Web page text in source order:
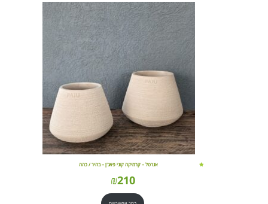
אגרטל – קרמיקה קוני פאג'ן – בהיר / כהה
₪210